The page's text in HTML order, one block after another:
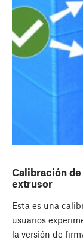
Calibración
extrusor
Esta es una
usuarios
la versión de